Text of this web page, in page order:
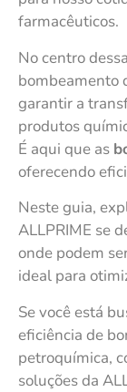
farmacêuticos.
No centro
bombeamento
garantir a
produtos
É aqui que as
oferecendo
Neste guia,
ALLPRIME se
onde podem
ideal para
Se você está
eficiência de
petroquímica,
soluções da